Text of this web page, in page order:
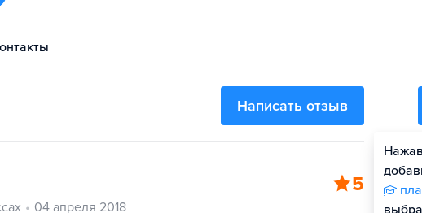
Написать отзыв
5
04 апреля 2018